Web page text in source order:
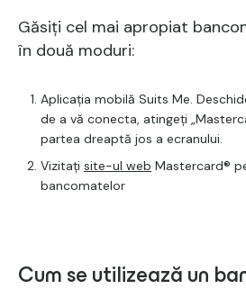
Găsiți cel mai apropiat
în două moduri:
Aplicația mobilă Suits Me.
de a vă conecta, atingeți
partea dreaptă jos a ecranului.
Vizitați site-ul web Mastercard®
bancomatelor
Cum se utilizează un